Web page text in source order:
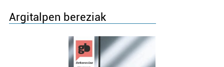
Argitalpen bereziak